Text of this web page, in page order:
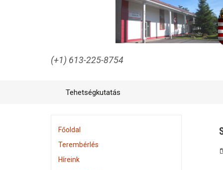
(+1) 613-225-8754
Tehetségkutatás
Főoldal
Terembérlés
Híreink